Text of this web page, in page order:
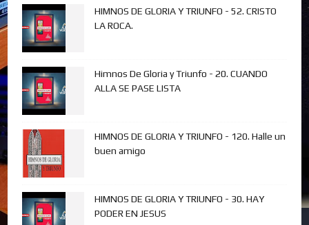
HIMNOS DE GLORIA Y TRIUNFO - 52. CRISTO
LA ROCA.
Himnos De Gloria y Triunfo - 20. CUANDO
ALLA SE PASE LISTA
HIMNOS DE GLORIA Y TRIUNFO - 120. Halle un
buen amigo
HIMNOS DE GLORIA Y TRIUNFO - 30. HAY
PODER EN JESUS